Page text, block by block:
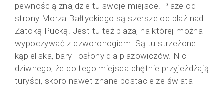
pewnością znajdzie tu swoje miejsce. Plaże od
strony Morza Bałtyckiego są szersze od plaż nad
Zatoką Pucką. Jest tu też plaża, na której można
wypoczywać z czworonogiem. Są tu strzeżone
kąpieliska, bary i osłony dla plażowiczów. Nic
dziwnego, że do tego miejsca chętnie przyjeżdżają
turyści, skoro nawet znane postacie ze świata